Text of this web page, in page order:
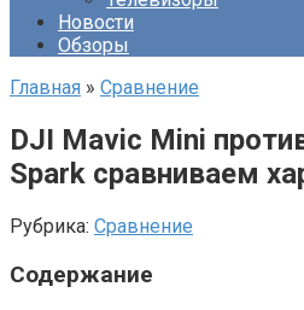
Новости
Обзоры
Главная » Сравнение
DJI Mavic Mini
Spark сравниваем
Рубрика: Сравнение
Содержание